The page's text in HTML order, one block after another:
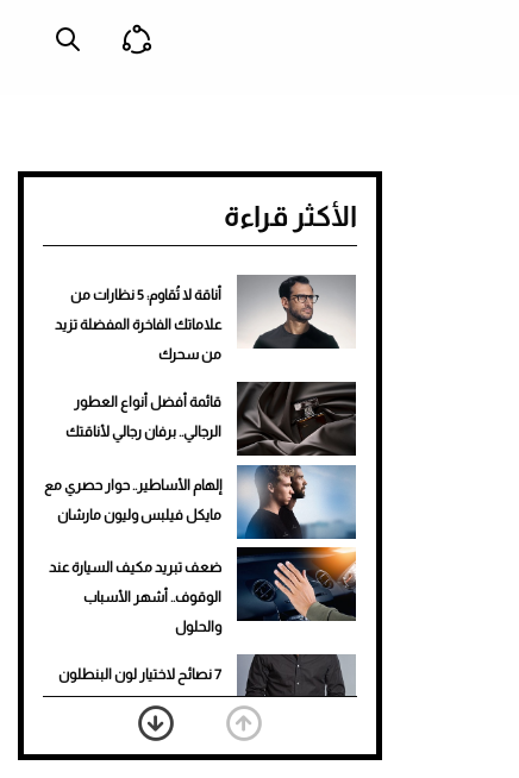
الأكثر قراءة
أناقة لا تُقاوم: 5 نظارات من
علاماتك الفاخرة المفضلة تزيد
من سحرك
قائمة أفضل أنواع العطور
الرجالي.. برفان رجالي لأناقتك
إلهام الأساطير.. حوار حصري مع
مايكل فيلبس وليون مارشان
ضعف تبريد مكيف السيارة عند
الوقوف.. أشهر الأسباب
والحلول
7 نصائح لاختيار لون البنطلون
المناسب للقميص الأسود
نرى المستقبل من خلال